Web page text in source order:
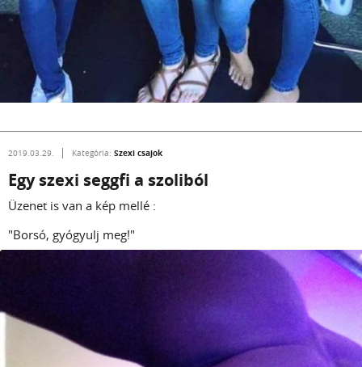
2019.03.29. Kategória: Szexi csajok
Egy szexi seggfi a szoliból
Üzenet is van a kép mellé :
"Borsó, gyógyulj meg!"